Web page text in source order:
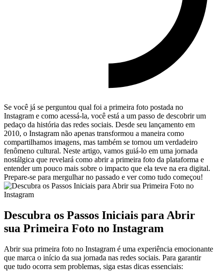
Se você já⁢ se perguntou‍ qual⁤ foi a primeira foto postada no
Instagram e como acessá-la, você‍ está a um passo de descobrir um
pedaço ⁤da história‌ das redes sociais. Desde seu lançamento em
‍2010, o Instagram não apenas⁤ transformou a maneira como
compartilhamos imagens, mas ​também se tornou um verdadeiro
fenômeno cultural. Neste artigo, vamos‌ guiá-lo em uma jornada
⁢nostálgica que revelará como‍ abrir a⁢ primeira foto da plataforma⁤ e
entender um‌ pouco mais sobre o impacto que ela teve na⁤ era digital.
Prepare-se para mergulhar no passado ​e ver ​como tudo começou!
Descubra os Passos Iniciais para ‌Abrir
sua Primeira⁤ Foto no ⁣Instagram
Abrir⁢ sua‍ primeira ​foto no Instagram é uma experiência emocionante
que marca‌ o⁤ início da sua jornada nas redes sociais. Para ⁢garantir
que ⁤tudo ocorra sem problemas,​ siga estas dicas essenciais: